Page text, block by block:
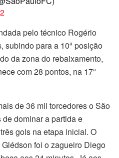
pelo técnico Rogério
subindo para a 10ª posição
da zona do rebaixamento,
com 28 pontos, na 17ª
de 36 mil torcedores o São
dominar a partida e
gols na etapa inicial. O
foi o zagueiro Diego